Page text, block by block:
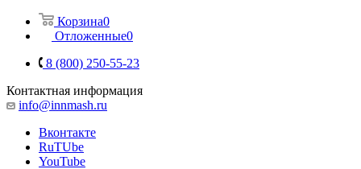
Корзина0
Отложенные0
8 (800) 250-55-23
Контактная информация
info@innmash.ru
Вконтакте
RuTUbe
YouTube